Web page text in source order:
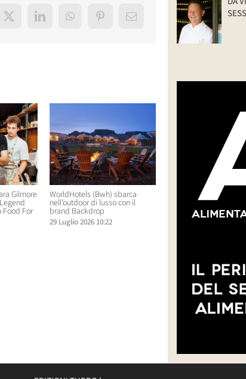
X LinkedInWhatsAppPinterestEmail
Gilmore
For
WorldHotels (Bwh) sbarca
nell’outdoor di lusso con il
brand Backdrop
29 Luglio 2026 10:22
“CREARE UNA FILIERA
CARNE SELVATICA
E SOSTENIBILE”